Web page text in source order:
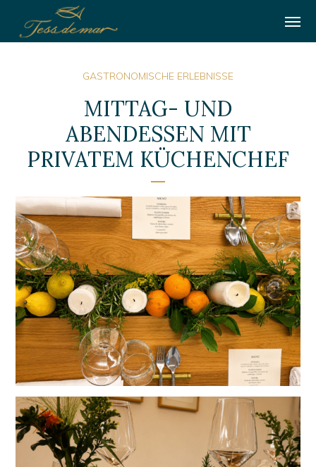
GASTRONOMISCHE ERLEBNISSE
MITTAG- UND
ABENDESSEN MIT
PRIVATEM KÜCHENCHEF